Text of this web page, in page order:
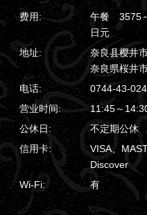
费用:
午餐 3575
日元
地址:
奈良县樱井
奈良県桜井
电话:
0744-43-
营业时间:
11:45～
公休日:
不定期公休
信用卡:
VISA、
Discover
Wi-Fi:
有